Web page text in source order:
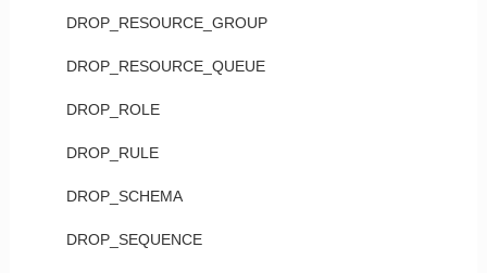
DROP_RESOURCE_GROUP
DROP_RESOURCE_QUEUE
DROP_ROLE
DROP_RULE
DROP_SCHEMA
DROP_SEQUENCE